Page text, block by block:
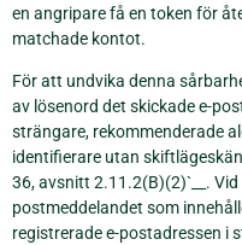
en angripare få en token för
matchade kontot.
För att undvika denna
av lösenord det skickade e-
strängare, rekommenderade
identifierare utan
36, avsnitt 2.11.2(B)(2)`__.
postmeddelandet som
registrerade e-postadressen i